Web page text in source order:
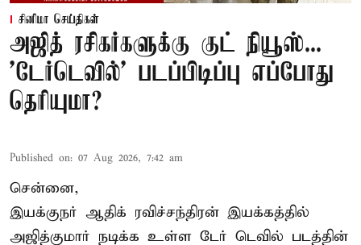
சினிமா செய்திகள்
அஜித் ரசிகர்களுக்கு குட் நியூஸ்...
'டேர்டெவில்' படப்பிடிப்பு எப்போது
தெரியுமா?
Published on: 07 Aug 2026, 7:42 am
சென்னை,
இயக்குநர் ஆதிக் ரவிச்சந்திரன் இயக்கத்தில்
அஜித்குமார் நடிக்க உள்ள டேர் டெவில் படத்தின்